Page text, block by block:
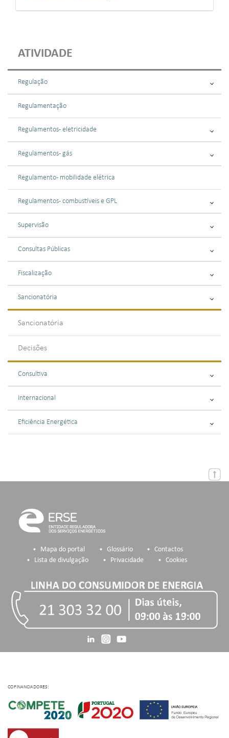
ATIVIDADE
Regulação
Regulamentação
Regulamentos - eletricidade
Regulamentos - gás
Regulamento - mobilidade elétrica
Regulamentos - combustíveis e GPL
Supervisão
Consultas Públicas
Fiscalização
Sancionatória
Sancionatória
Decisões
Consultiva
Internacional
Eficiência Energética
Mapa do portal Glossário
Contactos
Lista de divulgação
Privacidade Cookies
COFINANCIADORES: